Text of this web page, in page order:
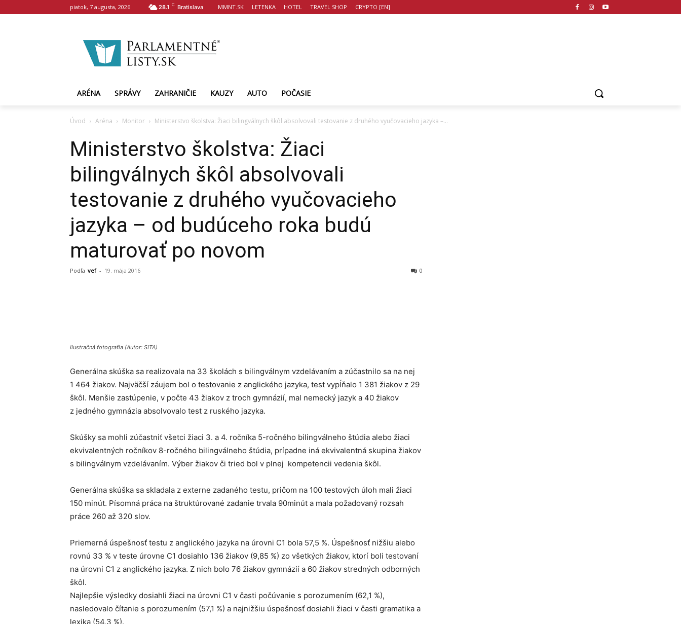
piatok, 7 augusta, 2026 28.1 C Bratislava MMNT.SK LETENKA HOTEL TRAVEL SHOP CRYPTO [EN]
ARÉNA SPRÁVY ZAHRANIČIE KAUZY AUTO POČASIE
Úvod Aréna Monitor Ministerstvo školstva: Žiaci bilingválnych škôl absolvovali testovanie z druhého vyučovacieho jazyka –...
Ministerstvo školstva: Žiaci
bilingválnych škôl absolvovali
testovanie z druhého vyučovacieho
jazyka – od budúceho roka budú
maturovať po novom
Podľa vef - 19. mája 2016 0
Ilustračná fotografia (Autor: SITA)
Generálna skúška sa realizovala na 33 školách s bilingválnym vzdelávaním a zúčastnilo sa na nej
1 464 žiakov. Najväčší záujem bol o testovanie z anglického jazyka, test vypĺňalo 1 381 žiakov z 29
škôl. Menšie zastúpenie, v počte 43 žiakov z troch gymnázií, mal nemecký jazyk a 40 žiakov
z jedného gymnázia absolvovalo test z ruského jazyka.
Skúšky sa mohli zúčastniť všetci žiaci 3. a 4. ročníka 5-ročného bilingválneho štúdia alebo žiaci
ekvivalentných ročníkov 8-ročného bilingválneho štúdia, prípadne iná ekvivalentná skupina žiakov
s bilingválnym vzdelávaním. Výber žiakov či tried bol v plnej kompetencii vedenia škôl.
Generálna skúška sa skladala z externe zadaného testu, pričom na 100 testových úloh mali žiaci
150 minút. Písomná práca na štruktúrované zadanie trvala 90minút a mala požadovaný rozsah
práce 260 až 320 slov.
Priemerná úspešnosť testu z anglického jazyka na úrovni C1 bola 57,5 %. Úspešnosť nižšiu alebo
rovnú 33 % v teste úrovne C1 dosiahlo 136 žiakov (9,85 %) zo všetkých žiakov, ktorí boli testovaní
na úrovni C1 z anglického jazyka. Z nich bolo 76 žiakov gymnázií a 60 žiakov stredných odborných
škôl.
Najlepšie výsledky dosiahli žiaci na úrovni C1 v časti počúvanie s porozumením (62,1 %),
nasledovalo čítanie s porozumením (57,1 %) a najnižšiu úspešnosť dosiahli žiaci v časti gramatika a
lexika (54,3 %).